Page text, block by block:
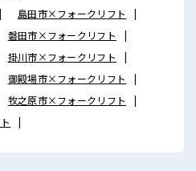
島田市×フォークリフト
磐田市×フォークリフト
掛川市×フォークリフト
御殿場市×フォークリフト
牧之原市×フォークリフト